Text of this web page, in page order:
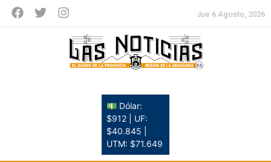
Jue 6 Agosto, 2026
💵 Dólar:
$912 | UF:
$40.845 |
UTM: $71.649